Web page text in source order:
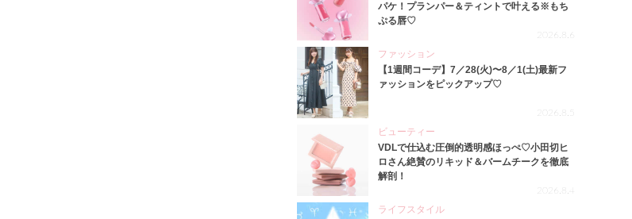
パケ！プランパー＆ティントで叶える※もち
ぷる唇♡
2026.8.6
ファッション
【1週間コーデ】7／28(火)〜8／1(土)最新フ
ァッションをピックアップ♡
2026.8.5
ビューティー
VDLで仕込む圧倒的透明感ほっぺ♡小田切ヒ
ロさん絶賛のリキッド＆バームチークを徹底
解剖！
2026.8.4
ライフスタイル